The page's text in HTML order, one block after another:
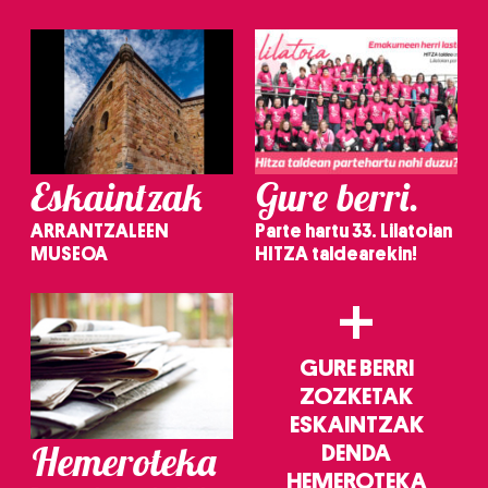
Eskaintzak
ARRANTZALEEN
MUSEOA
Gure berri.
Parte hartu 33. Lilatoian
HITZA taldearekin!
Hemeroteka
+
GURE BERRI
ZOZKETAK
ESKAINTZAK
DENDA
HEMEROTEKA